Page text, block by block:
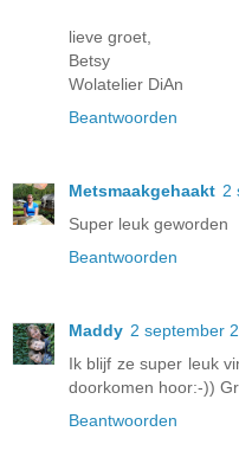
lieve groet,
Betsy
Wolatelier DiAn
Beantwoorden
Metsmaakgehaakt 2
Super leuk geworden
Beantwoorden
Maddy 2 september
Ik blijf ze super leuk
doorkomen hoor:-))
Beantwoorden